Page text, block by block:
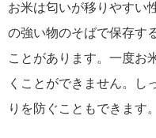
お米は匂いが移りやすい
の強い物のそばで保存す
ことがあります。一度お
くことができません。し
りを防ぐこともできます。